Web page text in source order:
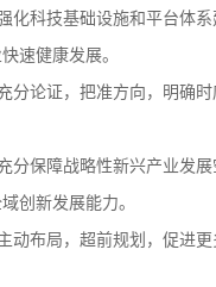
科技基础设施和平台体
速健康发展。
论证，把准方向，明确
保障战略性新兴产业发
创新发展能力。
布局，超前规划，促进